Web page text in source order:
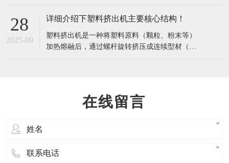
有特定形状的连续制品。以下是详细工作流程：​
（如硅胶、TPU、PVC 等）进行预处理：吸湿性
材料（如 TPU、尼龙软胶）需提前烘
28
2025-09
详细介绍下塑料挤出机主要核心结构！
塑料挤出机是一种将塑料原料（颗粒、粉末等）
加热熔融后，通过螺杆旋转挤压成连续型材（如
（从料斗到机筒），不加热或低温加热，防止原
在线留言